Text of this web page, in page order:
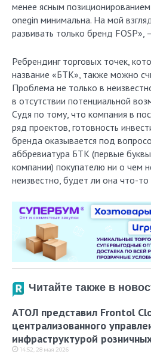
менее ясным
o­negin минимальна. На мой
развивать только бренд FOSP»,
Ребрендинг торговых точек,
название «БТК», также можно
Проблема не только в
в отсутствии потенциальной
Судя по тому, что компания в
ряд проектов, готовность
бренда оказывается под
аббревиатура БТК (первые
компании) покупателю ни о чем
неизвестно, будет ли она что-то
Читайте также в
АТОЛ представил Frontol
централизованного
инфраструктурой
14:52, 28 мая 2026